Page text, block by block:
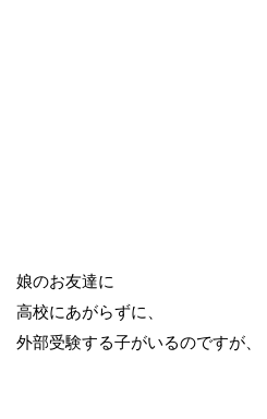
娘のお友達に
高校にあがらずに、
外部受験する子がいるのですが、